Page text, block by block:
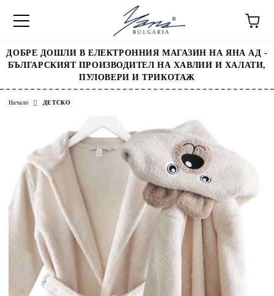
ДОБРЕ ДОШЛИ В ЕЛЕКТРОННИЯ МАГАЗИН НА ЯНА АД -
БЪЛГАРСКИЯТ ПРОИЗВОДИТЕЛ НА ХАВЛИИ И ХАЛАТИ,
ПУЛОВЕРИ И ТРИКОТАЖ
Начало ДЕТСКО